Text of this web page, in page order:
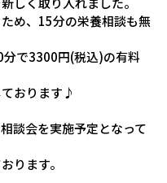
め、15分の栄養相談も無
で3300円(税込)の有料
おります♪
談会を実施予定となって
ります。